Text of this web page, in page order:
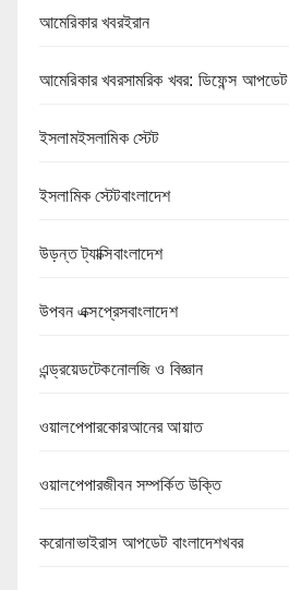
আমেরিকার খবরইরান
আমেরিকার খবরসামরিক খবর: ডিফেন্স আপডেট
ইসলামইসলামিক স্টেট
ইসলামিক স্টেটবাংলাদেশ
উড়ন্ত ট্যাক্সিবাংলাদেশ
উপবন এক্সপ্রেসবাংলাদেশ
এন্ড্রয়েডটেকনোলজি ও বিজ্ঞান
ওয়ালপেপারকোরআনের আয়াত
ওয়ালপেপারজীবন সম্পর্কিত উক্তি
করোনাভাইরাস আপডেট বাংলাদেশখবর